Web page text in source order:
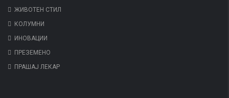
ЖИВОТЕН СТИЛ
КОЛУМНИ
ИНОВАЦИИ
ПРЕЗЕМЕНО
ПРАШАЈ ЛЕКАР